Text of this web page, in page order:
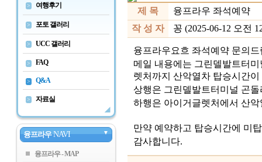
> 여행후기
> 포토 갤러리
> UCC 갤러리
> FAQ
> Q&A
> 자료실
융프라우 NAVI ▼
융프라우
제 목
융프라우 좌석예약
작 성 자
꽁 (2025-06-12 오전
융프라우요흐 좌석예약 문의드
메일 내용에는 그린델발트터
렛처까지 산악열차 탑승시간
상행은 그린델발트터미널 곤
하행은 아이거글렛처에서 산
만약 예약하고 탑승시간에 미
감사합니다.